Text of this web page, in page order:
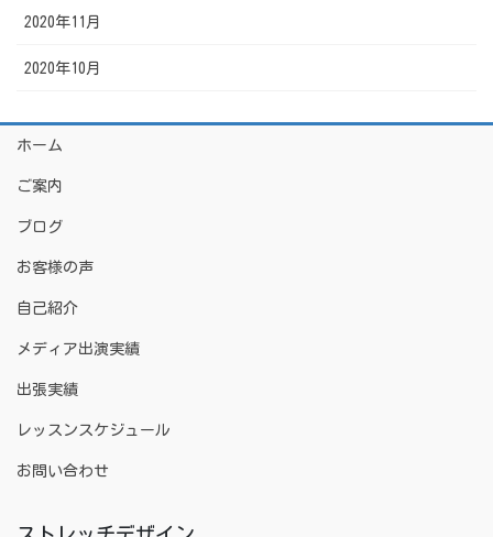
2020年11月
2020年10月
ホーム
ご案内
ブログ
お客様の声
自己紹介
メディア出演実績
出張実績
レッスンスケジュール
お問い合わせ